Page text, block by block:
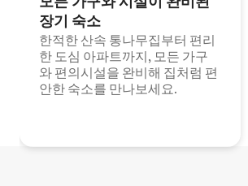
장기 숙소
한적한 산속 통나무집부터 편리
한 도심 아파트까지, 모든 가구
와 편의시설을 완비해 집처럼 편
안한 숙소를 만나보세요.